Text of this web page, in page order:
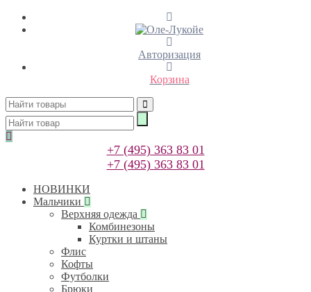
Авторизация
Корзина
+7 (495) 363 83 01
+7 (495) 363 83 01
НОВИНКИ
Мальчики
Верхняя одежда
Комбинезоны
Куртки и штаны
Флис
Кофты
Футболки
Брюки